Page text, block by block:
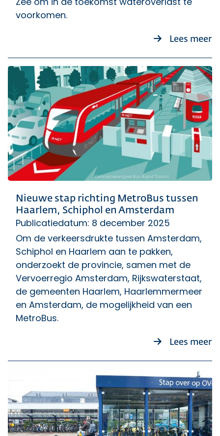
voorkomen.
Lees meer
Nieuwe stap richting MetroBus tussen
Haarlem, Schiphol en Amsterdam
Publicatiedatum: 8 december 2025
Om de verkeersdrukte tussen Amsterdam,
Schiphol en Haarlem aan te pakken,
onderzoekt de provincie, samen met de
Vervoerregio Amsterdam, Rijkswaterstaat,
de gemeenten Haarlem, Haarlemmermeer
en Amsterdam, de mogelijkheid van een
MetroBus.
Lees meer